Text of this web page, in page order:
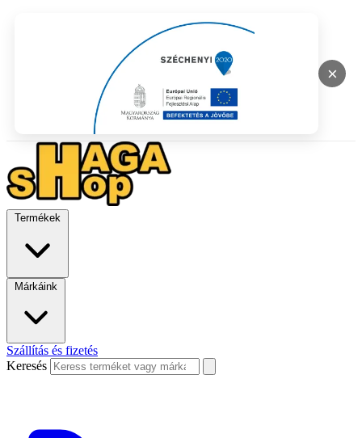
×
Termékek
Márkáink
Szállítás és fizetés
Keresés